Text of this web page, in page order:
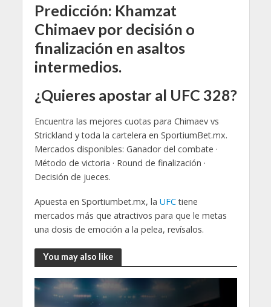
Predicción: Khamzat
Chimaev por decisión o
finalización en asaltos
intermedios.
¿Quieres apostar al UFC 328?
Encuentra las mejores cuotas para Chimaev vs
Strickland y toda la cartelera en SportiumBet.mx.
Mercados disponibles: Ganador del combate ·
Método de victoria · Round de finalización ·
Decisión de jueces.
Apuesta en Sportiumbet.mx, la UFCtiene
mercados más que atractivos para que le metas
una dosis de emoción a la pelea, revísalos.
You may also like